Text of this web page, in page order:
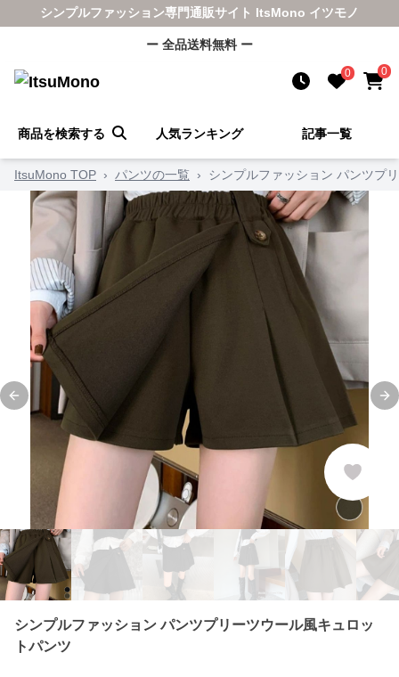
シンプルファッション専門通販サイト ItsMono イツモノ
ー 全品送料無料 ー
0 0
商品を検索する 人気ランキング 記事一覧
ItsuMono TOP › パンツの一覧 › シンプルファッション パンツプ
Previous slide
シンプルファッション パンツプリーツウール風キュロッ
トパンツ